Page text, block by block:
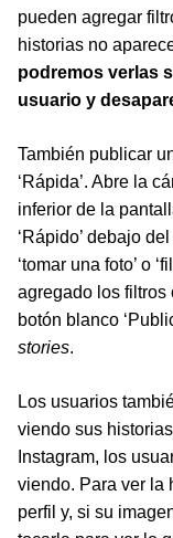
pueden agregar
historias no
podremos verlas
usuario y
También publicar
‘Rápida’. Abre la
inferior de la
‘Rápido’ debajo
‘tomar una foto’ o
agregado los filtros
botón blanco
stories.
Los usuarios
viendo sus
Instagram, los
viendo. Para ver la
perfil y, si su